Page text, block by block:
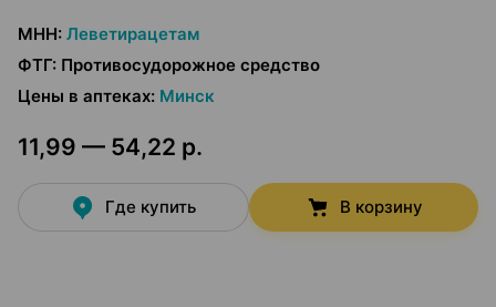
МНН: Леветирацетам
ФТГ: Противосудорожное средство
Цены в аптеках: Минск
11,99 — 54,22 р.
Где купить В корзину